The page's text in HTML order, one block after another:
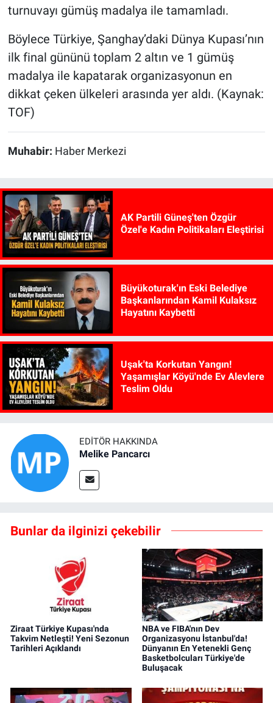
turnuvayı gümüş madalya ile tamamladı.
Böylece Türkiye, Şanghay’daki Dünya Kupası’nın
ilk final gününü toplam 2 altın ve 1 gümüş
madalya ile kapatarak organizasyonun en
dikkat çeken ülkeleri arasında yer aldı. (Kaynak:
TOF)
Muhabir: Haber Merkezi
AK Partili Güneş'ten Özgür
Özel'e Kadın Politikaları Eleştirisi
Büyükoturak'ın Eski Belediye
Başkanlarından Kamil Kulaksız
Hayatını Kaybetti
Uşak'ta Korkutan Yangın!
Yaşamışlar Köyü'nde Ev Alevlere
Teslim Oldu
EDITÖR HAKKINDA
Melike Pancarcı
Bunlar da ilginizi çekebilir
Ziraat Türkiye Kupası'nda
Takvim Netleşti! Yeni Sezonun
Tarihleri Açıklandı
NBA ve FIBA'nın Dev
Organizasyonu İstanbul'da!
Dünyanın En Yetenekli Genç
Basketbolcuları Türkiye'de
Buluşacak